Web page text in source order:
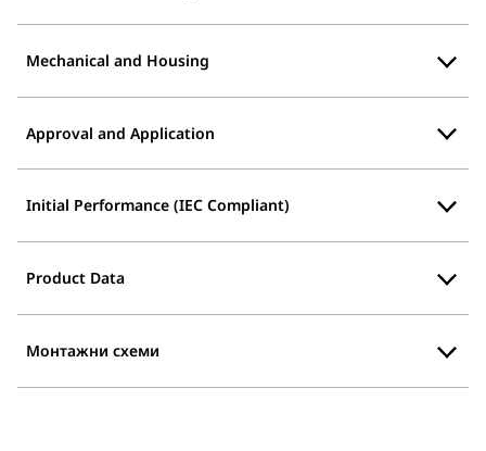
Mechanical and Housing
Approval and Application
Initial Performance (IEC Compliant)
Product Data
Монтажни схеми